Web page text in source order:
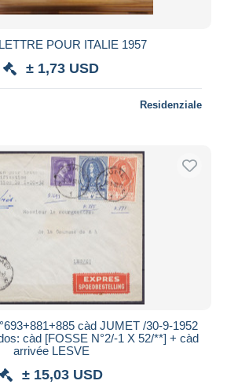
POUR ITALIE 1957
± 1,73 USD
Residenziale
càd JUMET /30-9-1952
càd [FOSSE N°2/-1 X 52/**] + càd
arrivée LESVE
± 15,03 USD